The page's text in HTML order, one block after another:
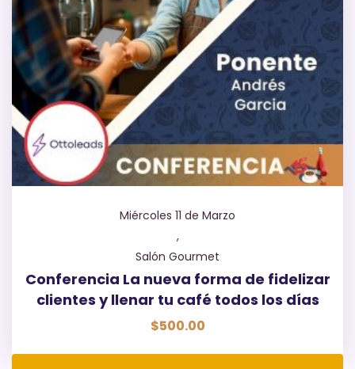
Miércoles 11 de Marzo
,
Salón Gourmet
Conferencia La nueva forma de fidelizar
clientes y llenar tu café todos los días
$500.00